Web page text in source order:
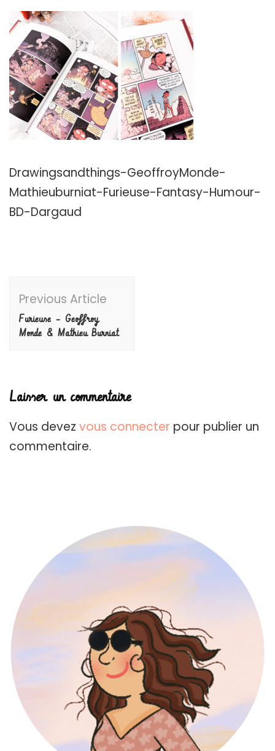
Drawingsandthings-GeoffroyMonde-
Mathieuburniat-Furieuse-Fantasy-Humour-
BD-Dargaud
Navigation
Previous Article
Furieuse – Geoffroy
Monde & Mathieu Burniat
Laisser un commentaire
Vous devez vous connecter pour publier un
commentaire.